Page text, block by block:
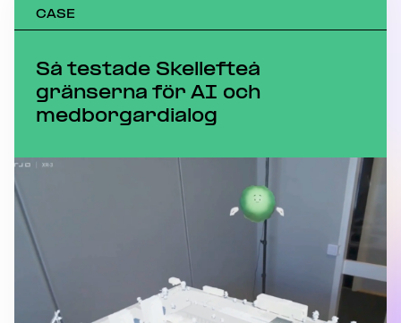
CASE
Så testade Skellefteå
gränserna för AI och
medborgardialog